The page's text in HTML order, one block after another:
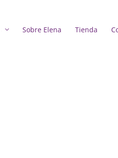
Sobre Elena Tienda